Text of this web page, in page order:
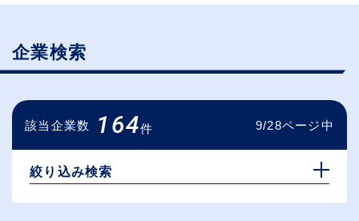
企業検索
該当企業数 164件 9/28ページ中
絞り込み検索